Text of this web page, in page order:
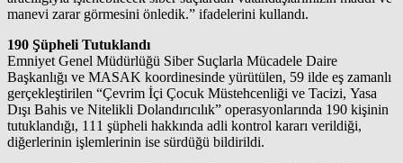
manevi zarar görmesini önledik.” ifadelerini kullandı.
190 Şüpheli Tutuklandı
Emniyet Genel Müdürlüğü Siber Suçlarla Mücadele Daire
Başkanlığı ve MASAK koordinesinde yürütülen, 59 ilde eş zamanlı
gerçekleştirilen “Çevrim İçi Çocuk Müstehcenliği ve Tacizi, Yasa
Dışı Bahis ve Nitelikli Dolandırıcılık” operasyonlarında 190 kişinin
tutuklandığı, 111 şüpheli hakkında adli kontrol kararı verildiği,
diğerlerinin işlemlerinin ise sürdüğü bildirildi.